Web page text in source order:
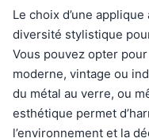
Le choix d’une
diversité stylistique
Vous pouvez opter
moderne, vintage ou
du métal au verre, ou
esthétique permet
l’environnement et la